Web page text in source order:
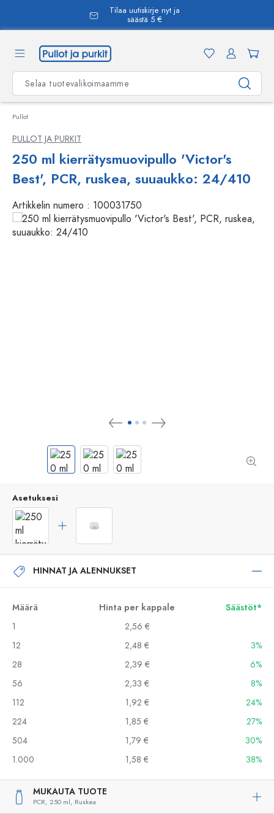
Tilaa uutiskirje nyt ja
säästä 5 €
Pullot
PULLOT JA PURKIT
250 ml kierrätysmuovipullo 'Victor's
Best', PCR, ruskea, suuaukko: 24/410
Artikkelin numero : 100031750
Asetuksesi
HINNAT JA ALENNUKSET
Määrä Hinta per kappale
Säästöt*
1
2,56 €
12
2,48 €
3%
28
2,39 €
6%
56
2,33 €
8%
112
1,92 €
24%
224
1,85 €
27%
504
1,79 €
30%
1.000
1,58 € 38%
MUKAUTA TUOTE
PCR, 250 ml, Ruskea